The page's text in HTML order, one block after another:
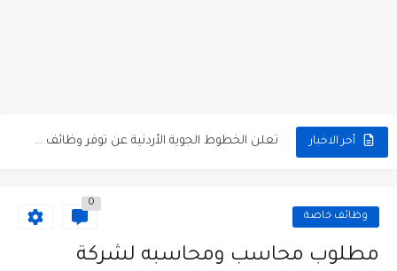
أخر الاخبار تعلن الخطوط الجوية الأردنية عن توفر وظائف شاغرة لمضيفي طيران
مطلوب عامل نظافة عدد 2 بدوام كامل او جزئي في... وظائف خاصة
0
مطلوب محاسب ومحاسبه لشركة